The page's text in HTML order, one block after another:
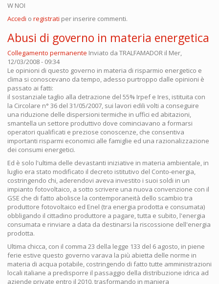
W NOI
Accedi o registrati per inserire commenti.
Abusi di governo in materia energetica
Collegamento permanente Inviato da TRALFAMADOR il Mer,
12/03/2008 - 09:34
Le opinioni di questo governo in materia di risparmio energetico e
clima si conoscevano da tempo, adesso purtroppo dalle opinioni è
passato ai fatti:
il sostanziale taglio alla detrazione del 55% Irpef e Ires, istituita con
la Circolare n° 36 del 31/05/2007, sui lavori edili volti a conseguire
una riduzione delle dispersioni termiche in uffici ed abitazioni,
smantella un settore produttivo dove cominciavano a formarsi
operatori qualificati e preziose conoscenze, che consentiva
importanti risparmi economici alle famiglie ed una razionalizzazione
dei consumi energetici.
Ed è solo l'ultima delle devastanti iniziative in materia ambientale, in
luglio era stato modificato il decreto istitutivo del Conto-energia,
costringendo chi, aderendovi aveva investito i suoi soldi in un
impianto fotovoltaico, a sotto scrivere una nuova convenzione con il
GSE che di fatto abolisce la contemporaneità dello scambio tra
produttore fotovoltaico ed Enel (tra energia prodotta e consumata)
obbligando il cittadino produttore a pagare, tutta e subito, l'energia
consumata e rinviare a data da destinarsi la riscossione dell'energia
prodotta.
Ultima chicca, con il comma 23 della legge 133 del 6 agosto, in piene
ferie estive questo governo varava la più abietta delle norme in
materia di acqua potabile, costringendo di fatto tutte amministrazioni
locali italiane a predisporre il passaggio della distribuzione idrica ad
aziende private entro il 2010. trasformando in maniera